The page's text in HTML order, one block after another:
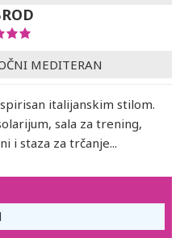
MEDITERAN
italijanskim stilom.
sala za trening,
i staza za trčanje...